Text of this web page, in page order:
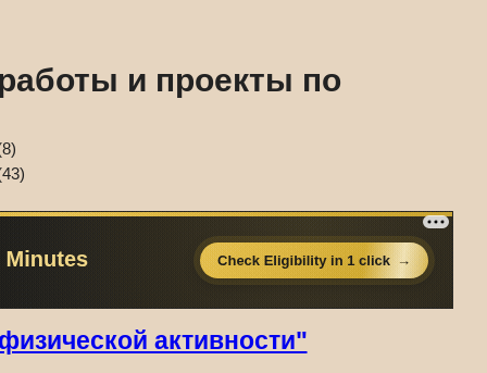
и проекты по
активности"